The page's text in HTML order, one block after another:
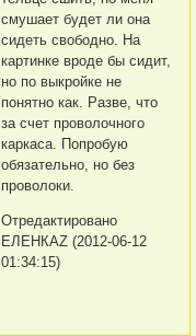
смушает будет ли она
сидеть свободно. На
картинке вроде бы сидит,
но по выкройке не
понятно как. Разве, что
за счет проволочного
каркаса. Попробую
обязательно, но без
проволоки.
Отредактировано
ЕЛЕНКАZ (2012-06-12
01:34:15)